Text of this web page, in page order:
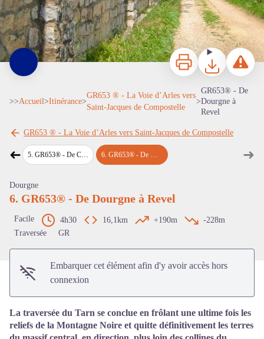
Voir l'image en plein écran
ImprimerTéléchargerSignaler
>>Accueil>Itinérance>
GR653 ® - La Voie d’Arles vers
Saint-Jacques de Compostelle
>
GR653® - De
Dourgne à
Revel
GR653 ® - La Voie d’Arles vers Saint-Jacques de Compostelle
➜Étape précédente
5. GR653® - De Castres à Dourgne 6.GR653® - De Dourgne à Revel ➜
Dourgne
6. GR653® - De Dourgne à Revel
Facile 4h30 16,1km +190m
-228m
Traversée
GR
Embarquer cet élément afin d'y avoir accès hors
connexion
La traversée du Tarn se conclue en frôlant une ultime fois les
reliefs de la Montagne Noire et quitte définitivement les terres